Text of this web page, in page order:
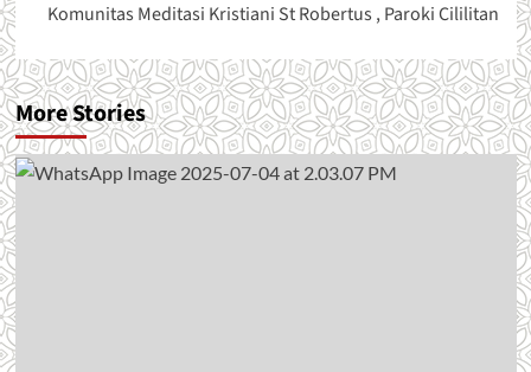
Komunitas Meditasi Kristiani St Robertus , Paroki Cililitan
More Stories